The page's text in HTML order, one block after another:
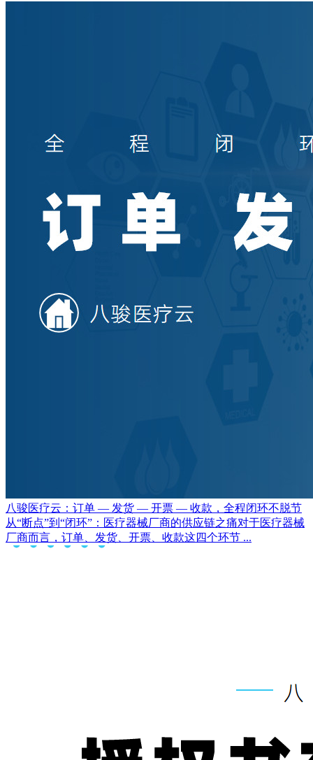
八骏医疗云：订单 — 发货 — 开票 — 收款，全程闭环不脱节
从“断点”到“闭环”：医疗器械厂商的供应链之痛对于医疗器械
厂商而言，订单、发货、开票、收款这四个环节 ...